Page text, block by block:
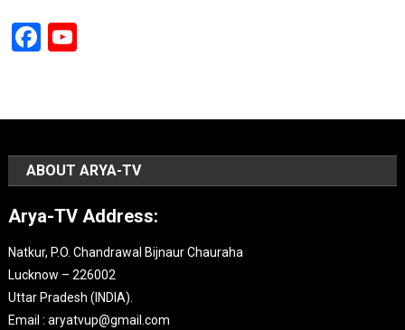
Facebook
YouTube
ABOUT ARYA-TV
Arya-TV Address:
Natkur, P.O. Chandrawal Bijnaur Chauraha
Lucknow – 226002
Uttar Pradesh (INDIA).
Email : aryatvup@gmail.com